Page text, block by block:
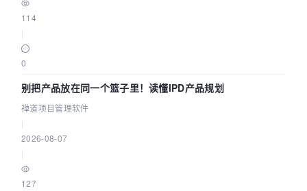
114
0
别把产品放在同一个篮子里！读懂IPD产品规划
禅道项目管理软件
2026-08-07
127